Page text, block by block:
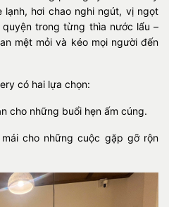
lạnh, hơi chao nghi ngút, vị ngọt
trong từng thìa nước lẩu –
mệt mỏi và kéo mọi người đến
có hai lựa chọn:
cho những buổi hẹn ấm cúng.
cho những cuộc gặp gỡ rộn